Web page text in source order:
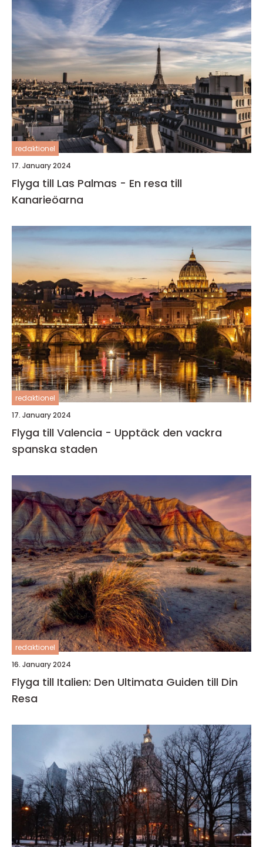
redaktionel
17. January 2024
Flyga till Las Palmas - En resa till
Kanarieöarna
redaktionel
17. January 2024
Flyga till Valencia - Upptäck den vackra
spanska staden
redaktionel
16. January 2024
Flyga till Italien: Den Ultimata Guiden till Din
Resa